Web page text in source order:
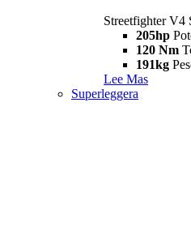
Streetfighter V4
205hp
120 Nm
191kg
Lee Mas
Superleggera